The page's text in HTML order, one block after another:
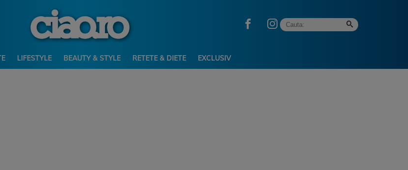
LIFESTYLE BEAUTY & STYLE RETETE & DIETE EXCLUSIV